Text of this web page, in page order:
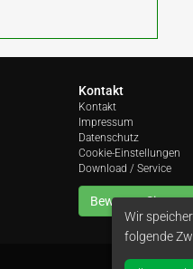
Kontakt
Kontakt
Impressum
Datenschutz
Cookie-Einstellungen
Download / Service
Bewerten Sie uns
Wir
folgende